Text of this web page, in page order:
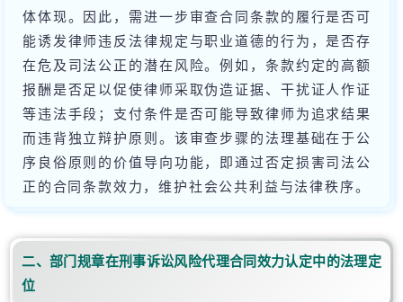
体体现。因此，需进一步审查合同条款的履行是否可
能诱发律师违反法律规定与职业道德的行为，是否存
在危及司法公正的潜在风险。例如，条款约定的高额
报酬是否足以促使律师采取伪造证据、干扰证人作证
等违法手段；支付条件是否可能导致律师为追求结果
而违背独立辩护原则。该审查步骤的法理基础在于公
序良俗原则的价值导向功能，即通过否定损害司法公
正的合同条款效力，维护社会公共利益与法律秩序。
二、部门规章在刑事诉讼风险代理合同效力认定中的法理定
位